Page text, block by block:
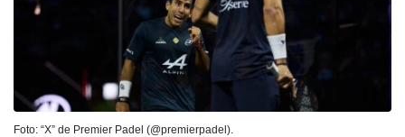
Foto: “X” de Premier Padel (@premierpadel).